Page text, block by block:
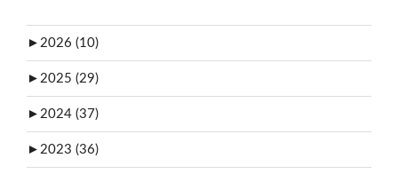
► 2026 (10)
► 2025 (29)
► 2024 (37)
► 2023 (36)